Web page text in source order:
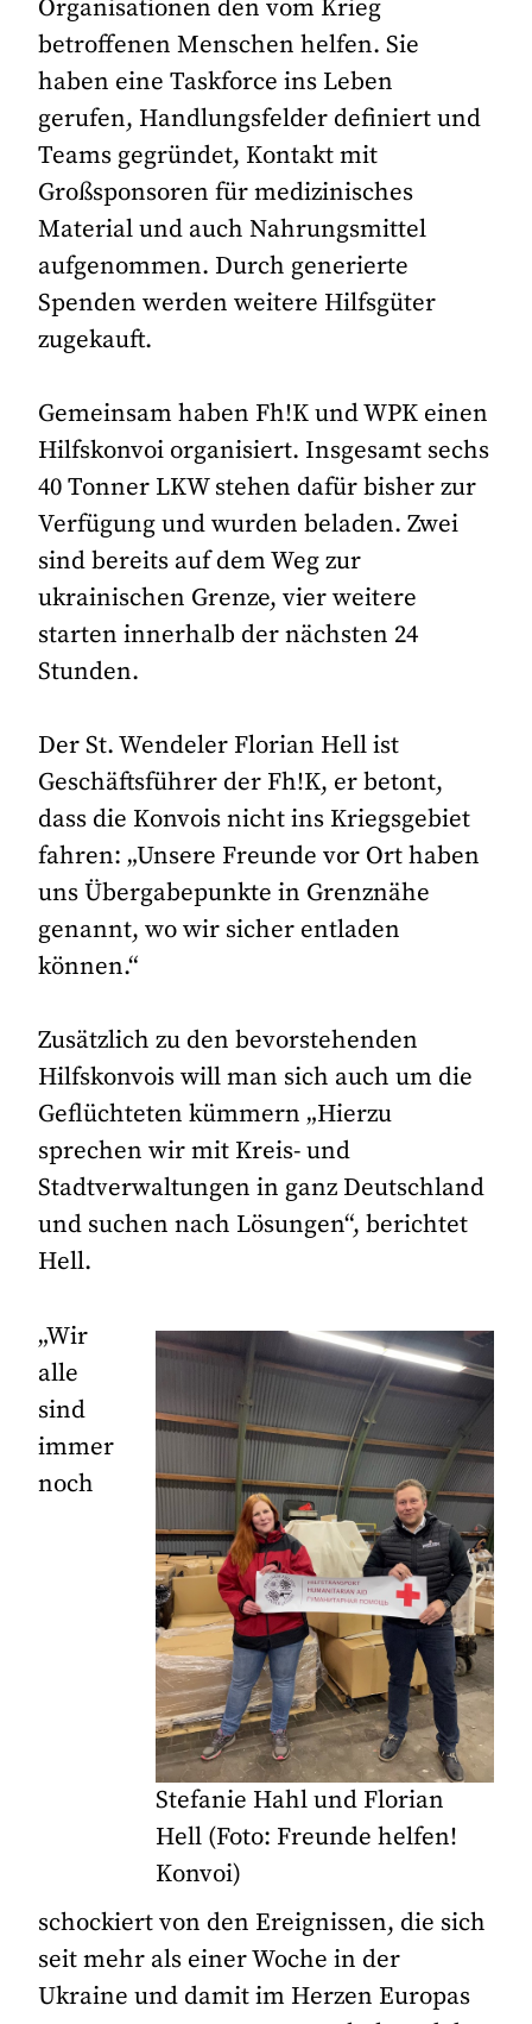
Organisationen den vom Krieg
betroffenen Menschen helfen. Sie
haben eine Taskforce ins Leben
gerufen, Handlungsfelder definiert und
Teams gegründet, Kontakt mit
Großsponsoren für medizinisches
Material und auch Nahrungsmittel
aufgenommen. Durch generierte
Spenden werden weitere Hilfsgüter
zugekauft.
Gemeinsam haben Fh!K und WPK einen
Hilfskonvoi organisiert. Insgesamt sechs
40 Tonner LKW stehen dafür bisher zur
Verfügung und wurden beladen. Zwei
sind bereits auf dem Weg zur
ukrainischen Grenze, vier weitere
starten innerhalb der nächsten 24
Stunden.
Der St. Wendeler Florian Hell ist
Geschäftsführer der Fh!K, er betont,
dass die Konvois nicht ins Kriegsgebiet
fahren: „Unsere Freunde vor Ort haben
uns Übergabepunkte in Grenznähe
genannt, wo wir sicher entladen
können.“
Zusätzlich zu den bevorstehenden
Hilfskonvois will man sich auch um die
Geflüchteten kümmern „Hierzu
sprechen wir mit Kreis- und
Stadtverwaltungen in ganz Deutschland
und suchen nach Lösungen“, berichtet
Hell.
Stefanie Hahl und Florian
Hell (Foto: Freunde helfen!
Konvoi)
„Wir
alle
sind
immer
noch
schockiert von den Ereignissen, die sich
seit mehr als einer Woche in der
Ukraine und damit im Herzen Europas